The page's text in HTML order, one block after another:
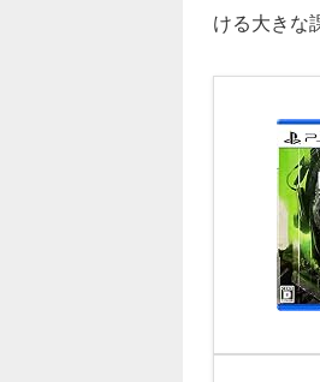
ける大きな